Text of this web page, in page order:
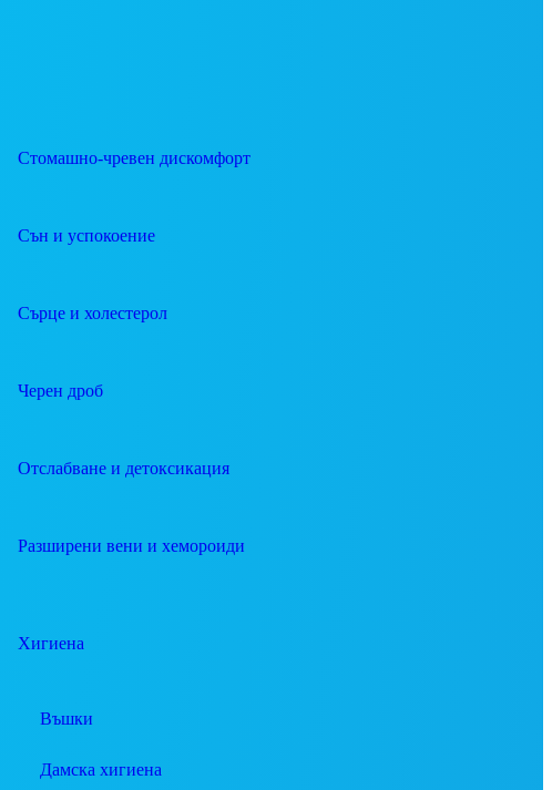
Стомашно-чревен дискомфорт
Сън и успокоение
Сърце и холестерол
Черен дроб
Отслабване и детоксикация
Разширени вени и хемороиди
Хигиена
Въшки
Дамска хигиена